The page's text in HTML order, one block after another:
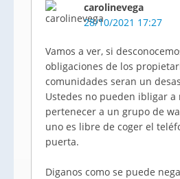
carolinevega
28/10/2021 17:27
Vamos a ver, si
obligaciones de los
comunidades seran un
Ustedes no pueden ibligar a
pertenecer a un grupo de
uno es libre de coger el
puerta.
Diganos como se puede